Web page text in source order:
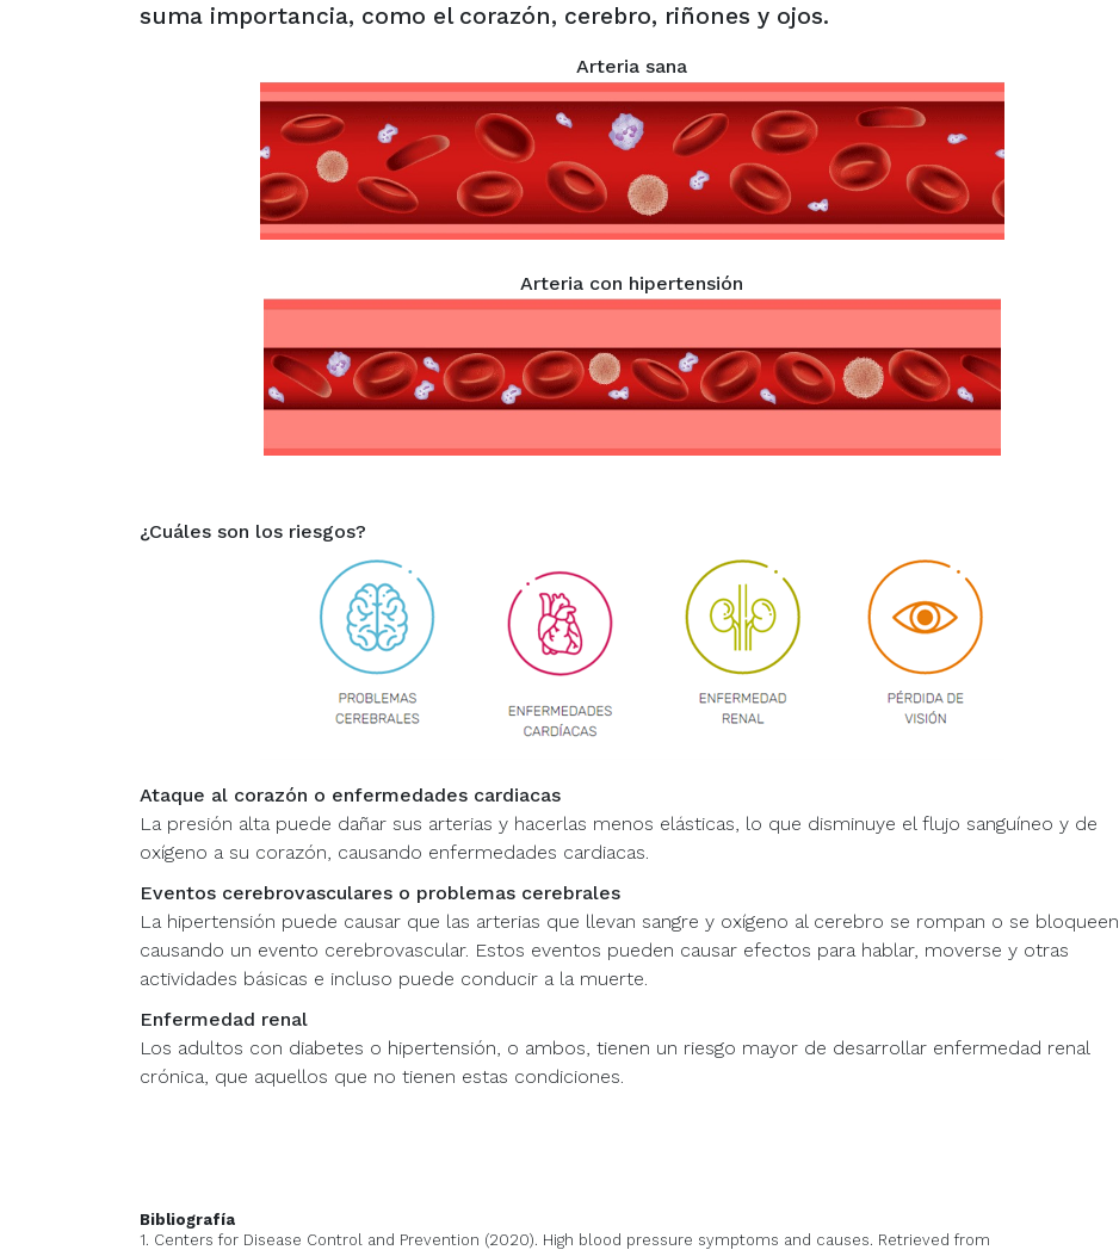
suma importancia, como el corazón, cerebro, riñones y ojos.
Arteria sana
Arteria con hipertensión
¿Cuáles son los riesgos?
Ataque al corazón o enfermedades cardiacas
La presión alta puede dañar sus arterias y hacerlas menos elásticas, lo que disminuye el flujo sanguíneo y de
oxígeno a su corazón, causando enfermedades cardiacas.
Eventos cerebrovasculares o problemas cerebrales
La hipertensión puede causar que las arterias que llevan sangre y oxígeno al cerebro se rompan o se bloqueen
causando un evento cerebrovascular. Estos eventos pueden causar efectos para hablar, moverse y otras
actividades básicas e incluso puede conducir a la muerte.
Enfermedad renal
Los adultos con diabetes o hipertensión, o ambos, tienen un riesgo mayor de desarrollar enfermedad renal
crónica, que aquellos que no tienen estas condiciones.
Bibliografía
1. Centers for Disease Control and Prevention (2020). High blood pressure symptoms and causes. Retrieved from